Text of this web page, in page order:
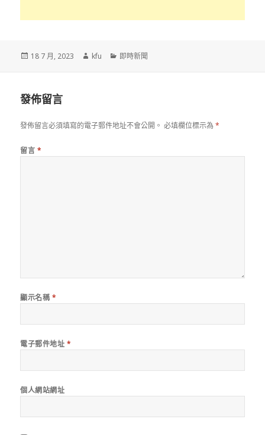
發
18 7 月, 2023
作
kfu
分
即時新聞
發佈留言
發佈留言必須填寫的電子郵件地址不會公開。 必填欄位標示為*
留言 *
顯示名稱 *
電子郵件地址 *
個人網站網址